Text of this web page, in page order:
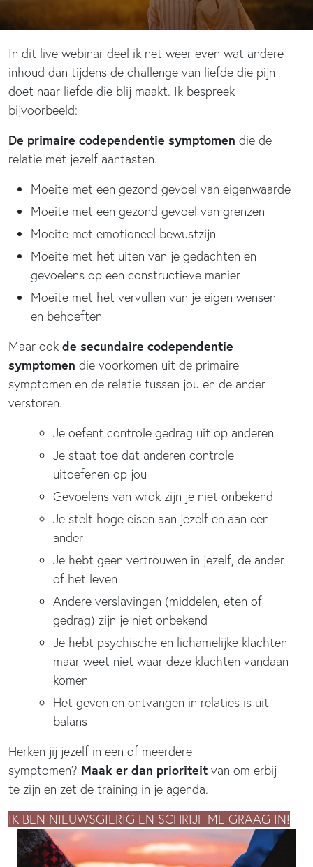
In dit live webinar deel ik net weer even wat andere
inhoud dan tijdens de challenge van liefde die pijn
doet naar liefde die blij maakt. Ik bespreek
bijvoorbeeld:
De primaire codependentie symptomen die de
relatie met jezelf aantasten.
Moeite met een gezond gevoel van eigenwaarde
Moeite met een gezond gevoel van grenzen
Moeite met emotioneel bewustzijn
Moeite met het uiten van je gedachten en
gevoelens op een constructieve manier
Moeite met het vervullen van je eigen wensen
en behoeften
Maar ook de secundaire codependentie
symptomen die voorkomen uit de primaire
symptomen en de relatie tussen jou en de ander
verstoren.
Je oefent controle gedrag uit op anderen
Je staat toe dat anderen controle
uitoefenen op jou
Gevoelens van wrok zijn je niet onbekend
Je stelt hoge eisen aan jezelf en aan een
ander
Je hebt geen vertrouwen in jezelf, de ander
of het leven
Andere verslavingen (middelen, eten of
gedrag) zijn je niet onbekend
Je hebt psychische en lichamelijke klachten
maar weet niet waar deze klachten vandaan
komen
Het geven en ontvangen in relaties is uit
balans
Herken jij jezelf in een of meerdere
symptomen? Maak er dan prioriteit van om erbij
te zijn en zet de training in je agenda.
IK BEN NIEUWSGIERIG EN SCHRIJF ME GRAAG IN!